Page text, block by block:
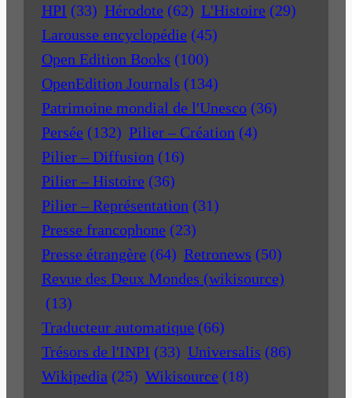
HPI (33) Hérodote (62) L'Histoire (29)
Larousse encyclopédie (45)
Open Edition Books (100)
OpenEdition Journals (134)
Patrimoine mondial de l'Unesco (36)
Persée (132) Pilier – Création (4)
Pilier – Diffusion (16)
Pilier – Histoire (36)
Pilier – Représentation (31)
Presse francophone (23)
Presse étrangère (64) Retronews (50)
Revue des Deux Mondes (wikisource)
(13)
Traducteur automatique (66)
Trésors de l'INPI (33) Universalis (86)
Wikipedia (25) Wikisource (18)